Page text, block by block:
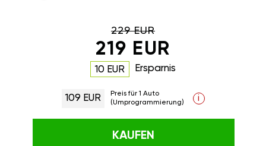
229 EUR
219 EUR
10 EUR Ersparnis
109 EUR
Preis für 1 Auto
(Umprogrammierung)
i
KAUFEN